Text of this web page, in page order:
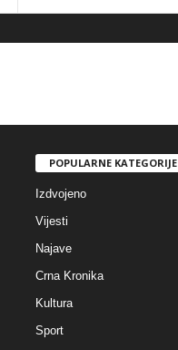
POPULARNE KATEGORIJE
Izdvojeno
Vijesti
Najave
Crna Kronika
Kultura
Sport